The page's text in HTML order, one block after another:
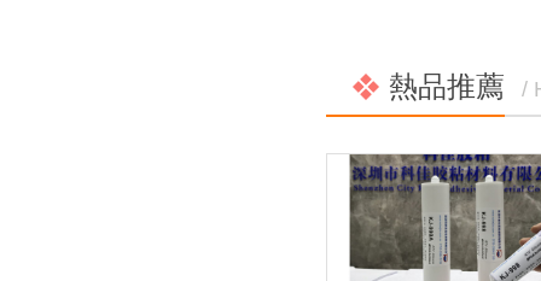
熱品推薦 /